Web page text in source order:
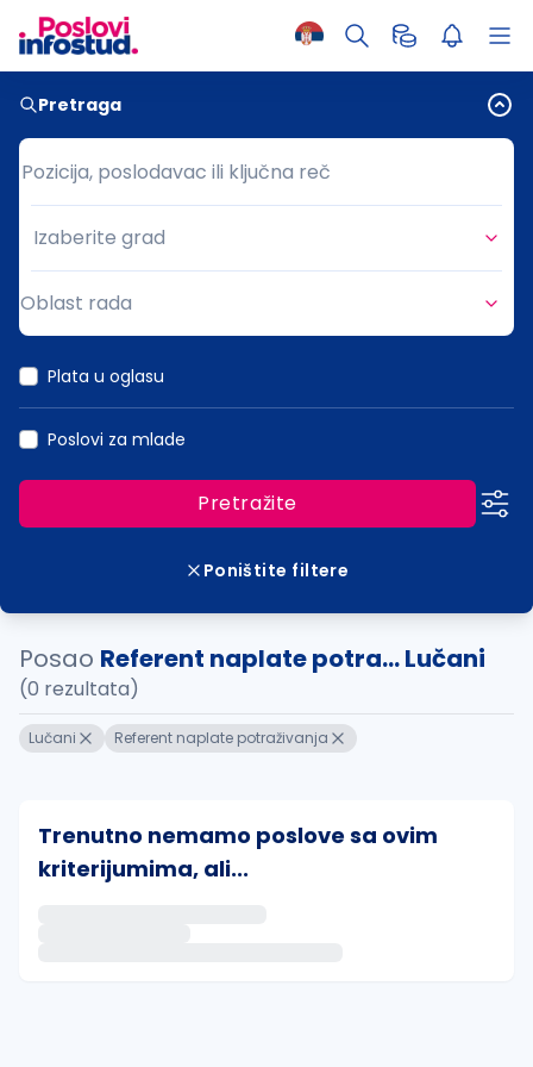
Pretraga
Pozicija, poslodavac ili ključna reč
Pozicija, poslodavac ili ključna reč
Grad
Izaberite grad
Oblast rada
Plata u oglasu
Poslovi za mlade
Pretražite
Poništite filtere
Posao Referent naplate potra... Lučani
(0 rezultata)
Lučani Referent naplate potraživanja
Trenutno nemamo poslove sa ovim
kriterijumima, ali...